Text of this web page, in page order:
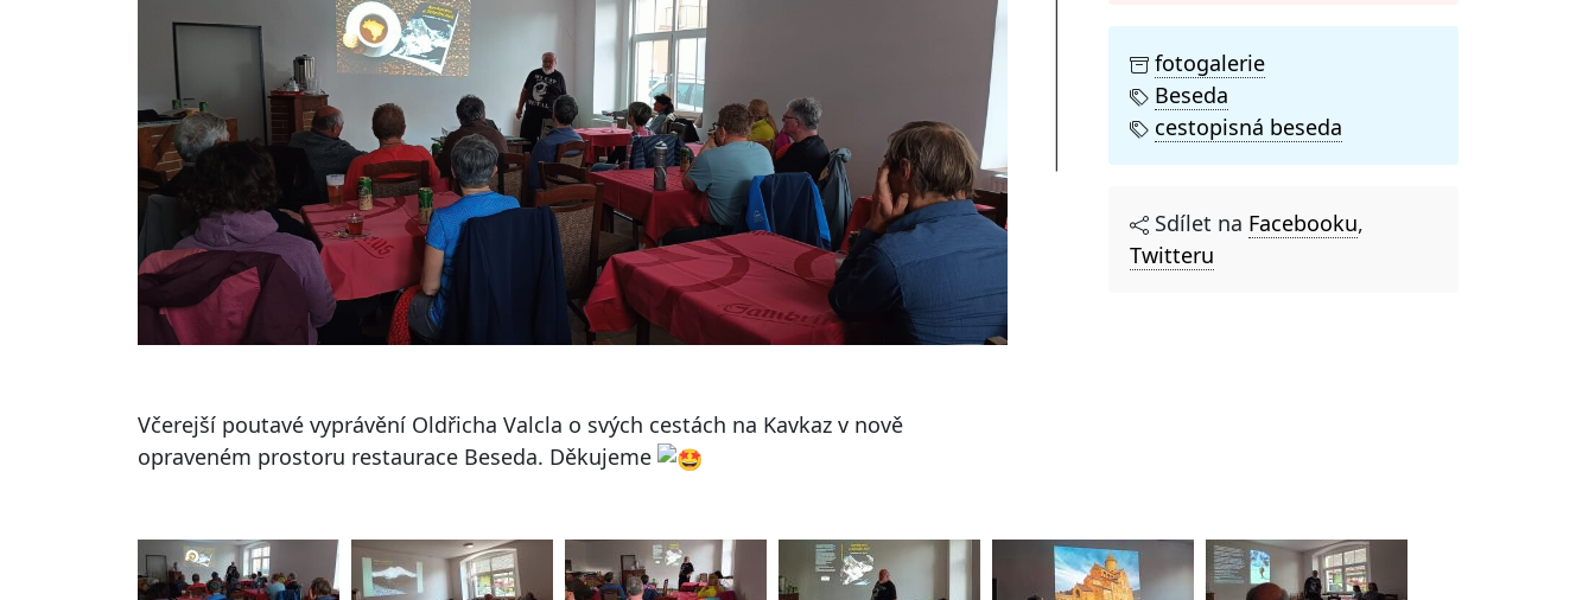
Včerejší poutavé vyprávění Oldřicha Valcla o svých cestách na Kavkaz v nově
opraveném prostoru restaurace Beseda. Děkujeme
fotogalerie
Beseda
cestopisná beseda
Sdílet na Facebooku,
Twitteru